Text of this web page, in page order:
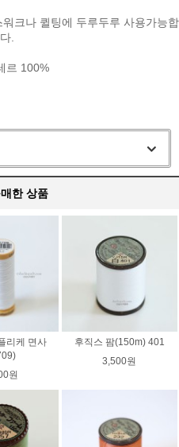
크나 퀼팅에 두루두루 사용가능합
.
르 100%
한 상품
리케 면사
원
후직스 팜(150m) 401
3,500원